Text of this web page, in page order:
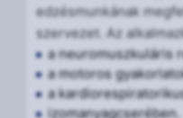
edzésmunkának
szervezet. Az
a neuromuszkuláris
a motoros
a
izomanyagcserében.